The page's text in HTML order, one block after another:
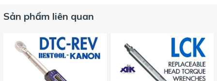
Sản phẩm liên quan